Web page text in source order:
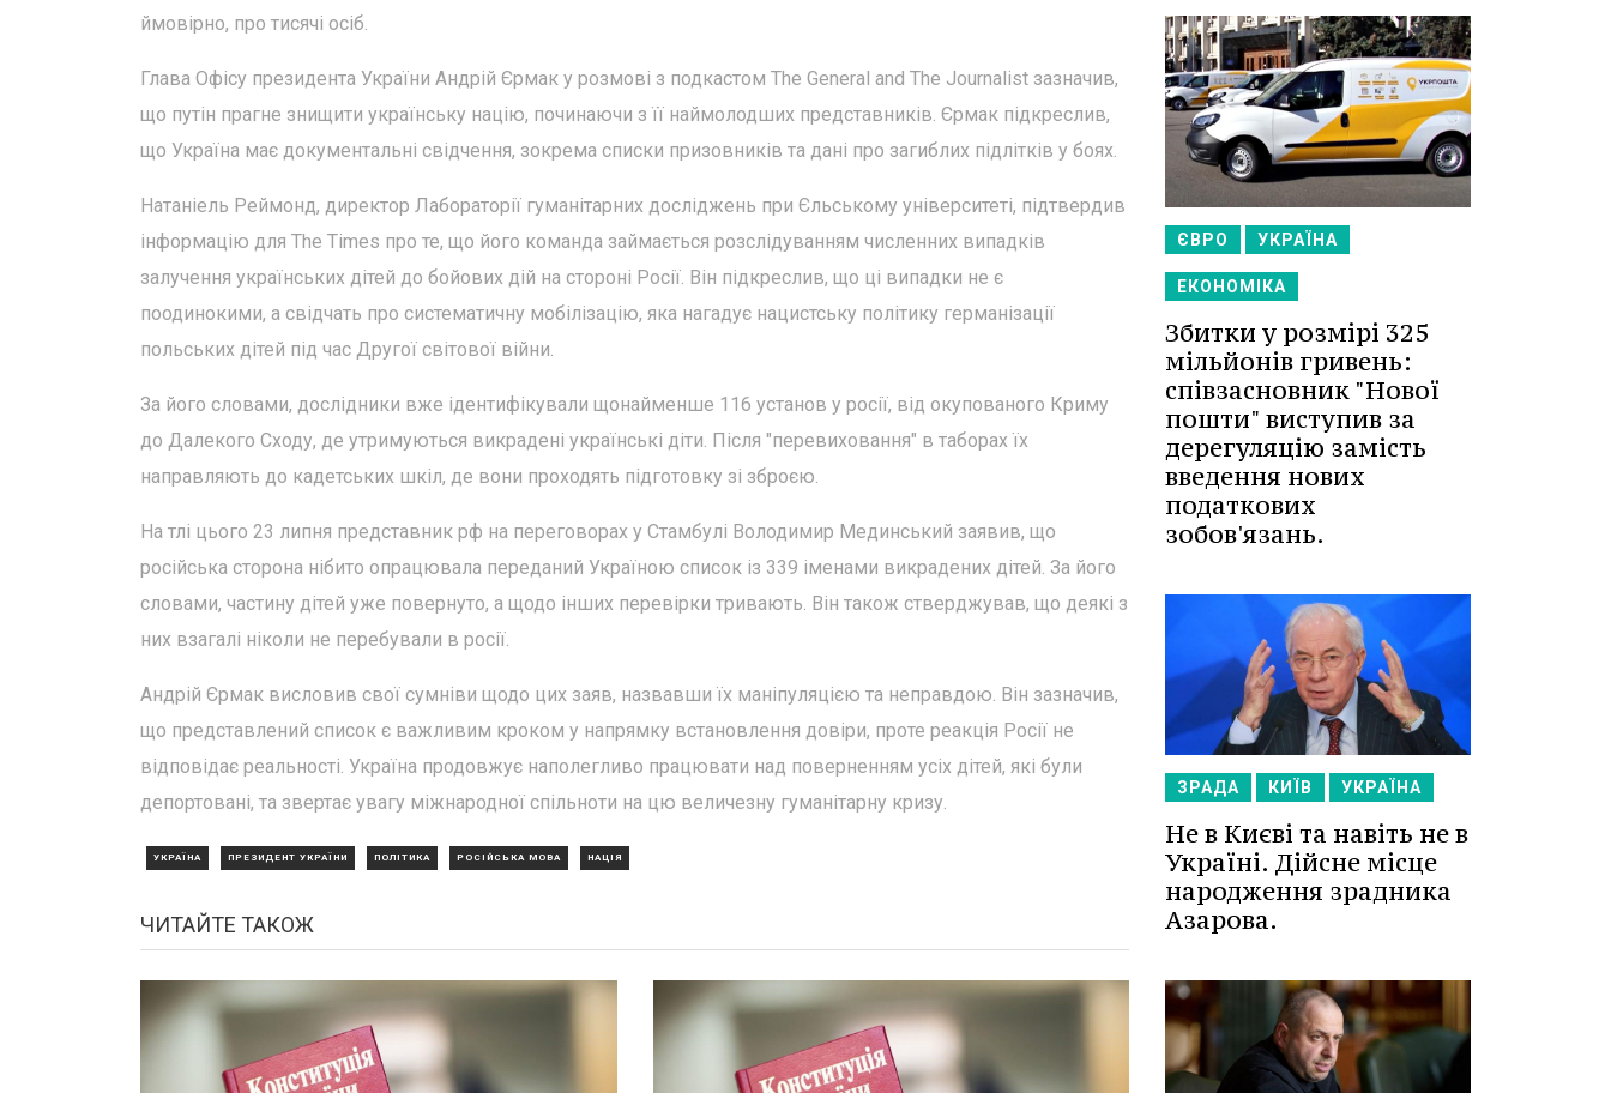
ймовірно, про тисячі осіб.
Глава Офісу президента України Андрій Єрмак у розмові з подкастом The General and The Journalist зазначив,
що путін прагне знищити українську націю, починаючи з її наймолодших представників. Єрмак підкреслив,
що Україна має документальні свідчення, зокрема списки призовників та дані про загиблих підлітків у боях.
Натаніель Реймонд, директор Лабораторії гуманітарних досліджень при Єльському університеті, підтвердив
інформацію для The Times про те, що його команда займається розслідуванням численних випадків
залучення українських дітей до бойових дій на стороні Росії. Він підкреслив, що ці випадки не є
поодинокими, а свідчать про систематичну мобілізацію, яка нагадує нацистську політику германізації
польських дітей під час Другої світової війни.
За його словами, дослідники вже ідентифікували щонайменше 116 установ у росії, від окупованого Криму
до Далекого Сходу, де утримуються викрадені українські діти. Після "перевиховання" в таборах їх
направляють до кадетських шкіл, де вони проходять підготовку зі зброєю.
На тлі цього 23 липня представник рф на переговорах у Стамбулі Володимир Мединський заявив, що
російська сторона нібито опрацювала переданий Україною список із 339 іменами викрадених дітей. За його
словами, частину дітей уже повернуто, а щодо інших перевірки тривають. Він також стверджував, що деякі з
них взагалі ніколи не перебували в росії.
Андрій Єрмак висловив свої сумніви щодо цих заяв, назвавши їх маніпуляцією та неправдою. Він зазначив,
що представлений список є важливим кроком у напрямку встановлення довіри, проте реакція Росії не
відповідає реальності. Україна продовжує наполегливо працювати над поверненням усіх дітей, які були
депортовані, та звертає увагу міжнародної спільноти на цю величезну гуманітарну кризу.
УКРАЇНА ПРЕЗИДЕНТ УКРАЇНИ ПОЛІТИКА РОСІЙСЬКА МОВА НАЦІЯ
ЧИТАЙТЕ ТАКОЖ
ЄВРО УКРАЇНА
ЕКОНОМІКА
Збитки у розмірі 325
мільйонів гривень:
співзасновник "Нової
пошти" виступив за
дерегуляцію замість
введення нових
податкових
зобов'язань.
ЗРАДА КИЇВ УКРАЇНА
Не в Києві та навіть не в
Україні. Дійсне місце
народження зрадника
Азарова.